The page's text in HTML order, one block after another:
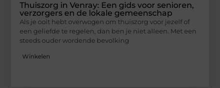
Thuiszorg in Venray: Een gids voor senioren,
verzorgers en de lokale gemeenschap
Als je ooit hebt overwogen om thuiszorg voor jezelf of
een geliefde te regelen, dan ben je niet alleen. Met een
steeds ouder wordende bevolking
Winkelen